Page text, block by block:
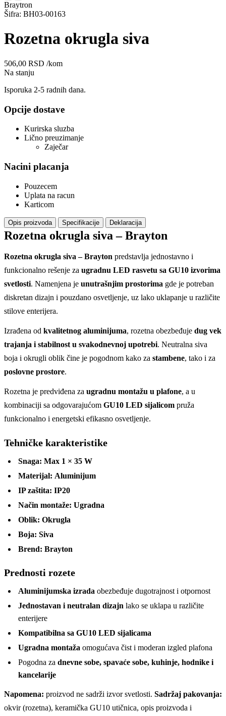
Braytron
Šifra: BH03-00163
Rozetna okrugla siva
506,00 RSD /kom
Na stanju
Isporuka 2-5 radnih dana.
Opcije dostave
Kurirska sluzba
Lično preuzimanje
Zaječar
Nacini placanja
Pouzecem
Uplata na racun
Karticom
Opis proizvoda Specifikacije Deklaracija
Rozetna okrugla siva – Brayton
Rozetna okrugla siva – Brayton predstavlja jednostavno i
funkcionalno rešenje za ugradnu LED rasvetu sa GU10 izvorima
svetlosti. Namenjena je unutrašnjim prostorima gde je potreban
diskretan dizajn i pouzdano osvetljenje, uz lako uklapanje u različite
stilove enterijera.
Izrađena od kvalitetnog aluminijuma, rozetna obezbeđuje dug vek
trajanja i stabilnost u svakodnevnoj upotrebi. Neutralna siva
boja i okrugli oblik čine je pogodnom kako za stambene, tako i za
poslovne prostore.
Rozetna je predviđena za ugradnu montažu u plafone, a u
kombinaciji sa odgovarajućom GU10 LED sijalicom pruža
funkcionalno i energetski efikasno osvetljenje.
Tehničke karakteristike
Snaga: Max 1 × 35 W
Materijal: Aluminijum
IP zaštita: IP20
Način montaže: Ugradna
Oblik: Okrugla
Boja: Siva
Brend: Brayton
Prednosti rozete
Aluminijumska izrada obezbeđuje dugotrajnost i otpornost
Jednostavan i neutralan dizajn lako se uklapa u različite
enterijere
Kompatibilna sa GU10 LED sijalicama
Ugradna montaža omogućava čist i moderan izgled plafona
Pogodna za dnevne sobe, spavaće sobe, kuhinje, hodnike i
kancelarije
Napomena: proizvod ne sadrži izvor svetlosti. Sadržaj pakovanja:
okvir (rozetna), keramička GU10 utičnica, opis proizvoda i